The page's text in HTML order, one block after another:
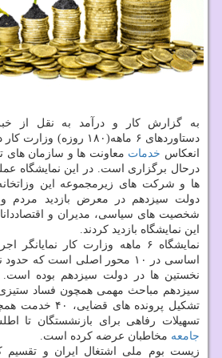
به گزارش کار و درآمد به نقل از
دستاوردهای ۶ ماهه(۱۸۰
انعکاس خدمات
درحال برگزاری است. در این نمایشگاه
ها و شرکت های زیرمجموعه این
دولت سیزدهم در معرض بازدید مردم و
شخصیت های سیاسی، مدیران و
این نمایشگاه بازدید کردند.
اساسی در ۱۰ محور اصلی است که
نخستین ها در دولت سیزدهم بوده است.
سیزدهم مباحث مهمی همچون فساد ستیزی
تسهیلات رفاهی برای بازنشستگان تا
جامعه مخاطبان عرضه کرده است.
زیست بوم ملی اشتغال ایران و تقسیم